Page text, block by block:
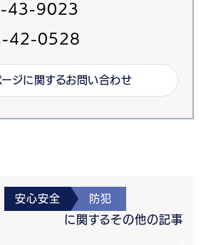
43-9023
42-0528
ージに関するお問い合わせ
安心安全 防犯
に関するその他の記事